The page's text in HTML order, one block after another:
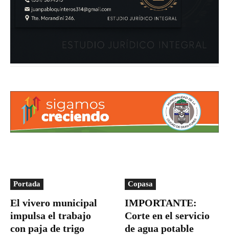
Portada
El vivero municipal
impulsa el trabajo
con paja de trigo
Copasa
IMPORTANTE:
Corte en el servicio
de agua potable